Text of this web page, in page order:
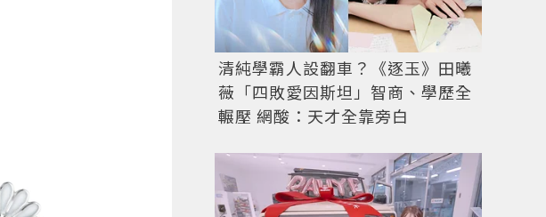
清純學霸人設翻車？《逐玉》田曦
薇「四敗愛因斯坦」智商、學歷全
輾壓 網酸：天才全靠旁白